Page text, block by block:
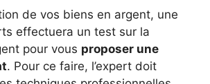
de vos biens en argent, une
effectuera un test sur la
pour vous proposer une
. Pour ce faire, l’expert doit